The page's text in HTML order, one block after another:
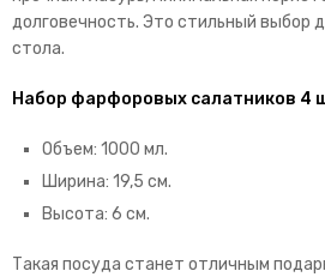
долговечность. Это стильный выбор
стола.
Набор фарфоровых салатников 4
Объем: 1000 мл.
Ширина: 19,5 см.
Высота: 6 см.
Такая посуда станет отличным